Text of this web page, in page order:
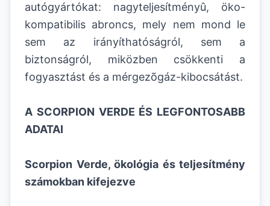
autógyártókat: nagyteljesítményû, öko-
kompatibilis abroncs, mely nem mond le
sem az irányíthatóságról, sem a
biztonságról, miközben csökkenti a
fogyasztást és a mérgezõgáz-kibocsátást.
A SCORPION VERDE ÉS LEGFONTOSABB
ADATAI
Scorpion Verde, ökológia és teljesítmény
számokban kifejezve